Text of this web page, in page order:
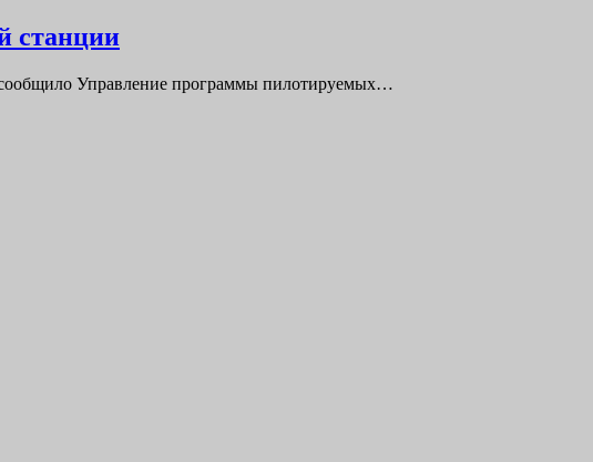
станции
сообщило Управление программы пилотируемых…